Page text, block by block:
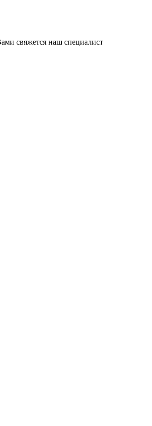
свяжется наш специалист